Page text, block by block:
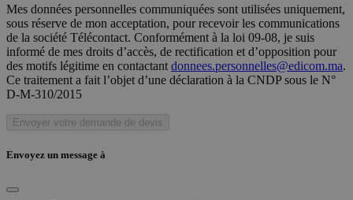
Mes données personnelles communiquées sont utilisées uniquement,
sous réserve de mon acceptation, pour recevoir les communications
de la société Télécontact. Conformément à la loi 09-08, je suis
informé de mes droits d’accès, de rectification et d’opposition pour
des motifs légitime en contactant donnees.personnelles@edicom.ma.
Ce traitement a fait l’objet d’une déclaration à la CNDP sous le N°
D-M-310/2015
Envoyer votre demande de devis
Envoyez un message à